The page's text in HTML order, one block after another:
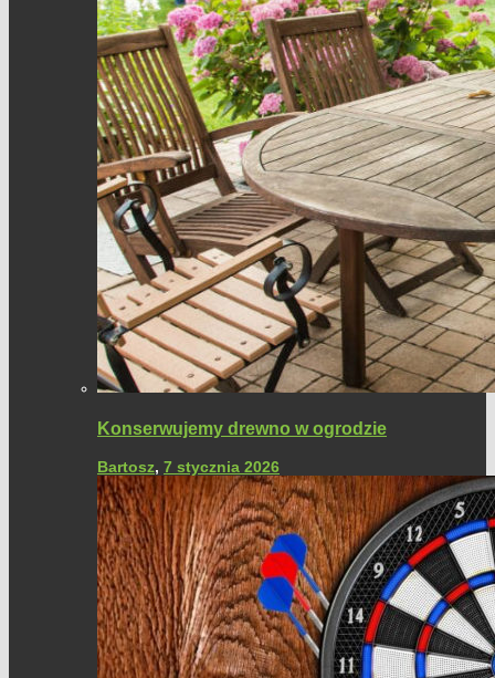
Konserwujemy drewno w ogrodzie
Bartosz, 7 stycznia 2026